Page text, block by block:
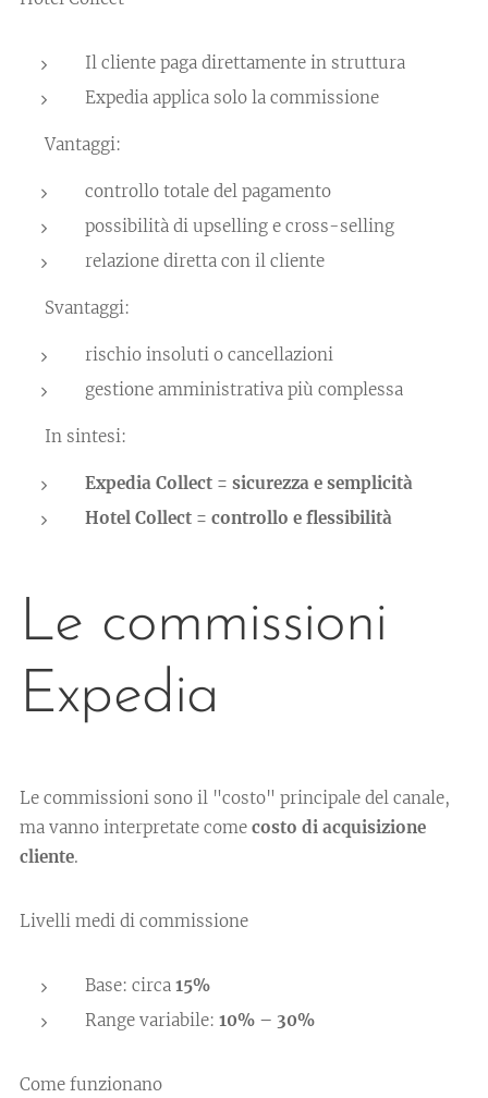
Il cliente paga direttamente in struttura
Expedia applica solo la commissione
👉 Vantaggi:
controllo totale del pagamento
possibilità di upselling e cross-selling
relazione diretta con il cliente
👉 Svantaggi:
rischio insoluti o cancellazioni
gestione amministrativa più complessa
📌 In sintesi:
Expedia Collect = sicurezza e semplicità
Hotel Collect = controllo e flessibilità
Le commissioni
Expedia
Le commissioni sono il "costo" principale del canale,
ma vanno interpretate come costo di acquisizione
cliente.
Livelli medi di commissione
Base: circa 15%
Range variabile: 10% – 30%
Come funzionano